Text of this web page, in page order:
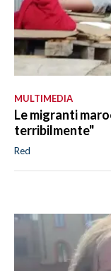
MULTIMEDIA
Le migranti
terribilmente"
Red